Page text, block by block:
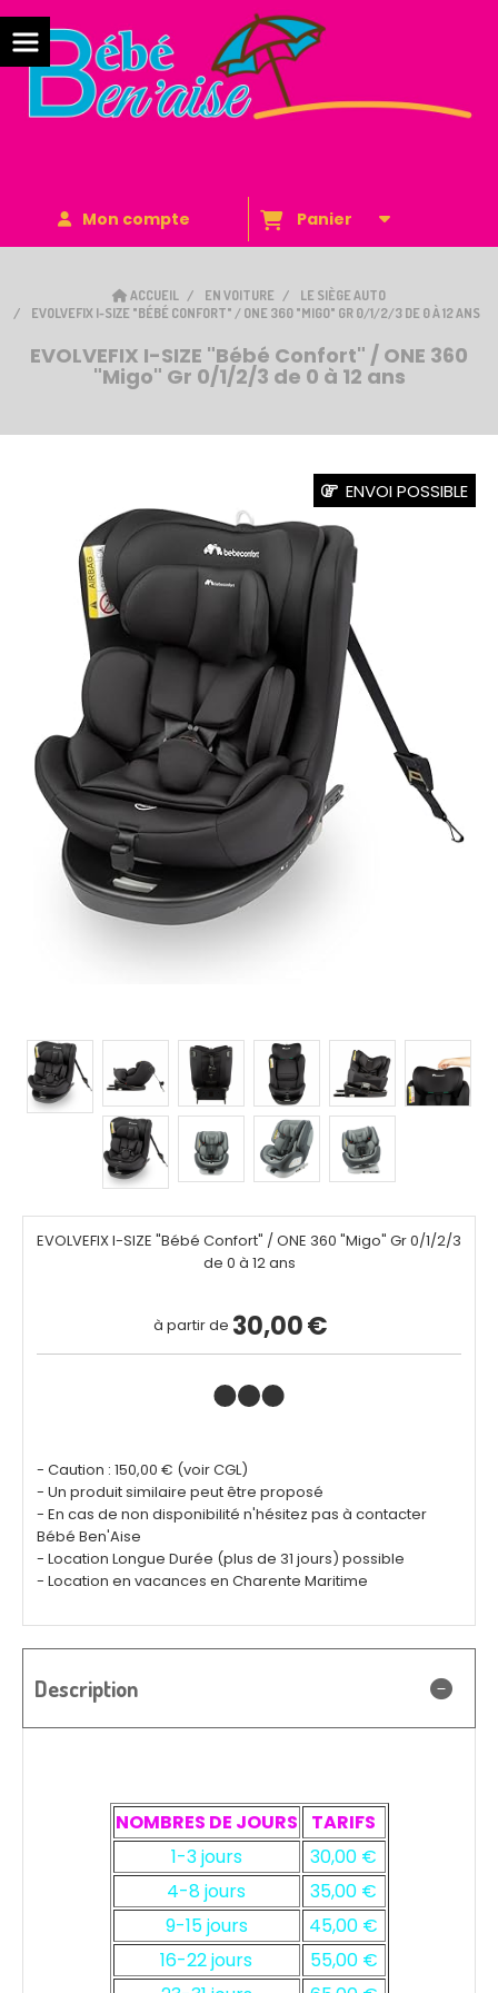
Mon compte Panier
ACCUEIL EN VOITURE
LE SIÈGE AUTO
EVOLVEFIX I-SIZE "BÉBÉ CONFORT" / ONE 360 "MIGO" GR 0/1/2/3 DE 0 À 12 ANS
EVOLVEFIX I-SIZE "Bébé Confort" / ONE 360
"Migo" Gr 0/1/2/3 de 0 à 12 ans
ENVOI POSSIBLE
EVOLVEFIX I-SIZE "Bébé Confort" / ONE 360 "Migo" Gr 0/1/2/3
de 0 à 12 ans
à partir de 30,00€
- Caution : 150,00 € (voir CGL)
- Un produit similaire peut être proposé
- En cas de non disponibilité n'hésitez pas à contacter
Bébé Ben'Aise
- Location Longue Durée (plus de 31 jours) possible
- Location en vacances en Charente Maritime
Description
NOMBRES DE JOURS
TARIFS
1-3 jours
30,00 €
4-8 jours
35,00 €
9-15 jours
45,00 €
16-22 jours
55,00 €